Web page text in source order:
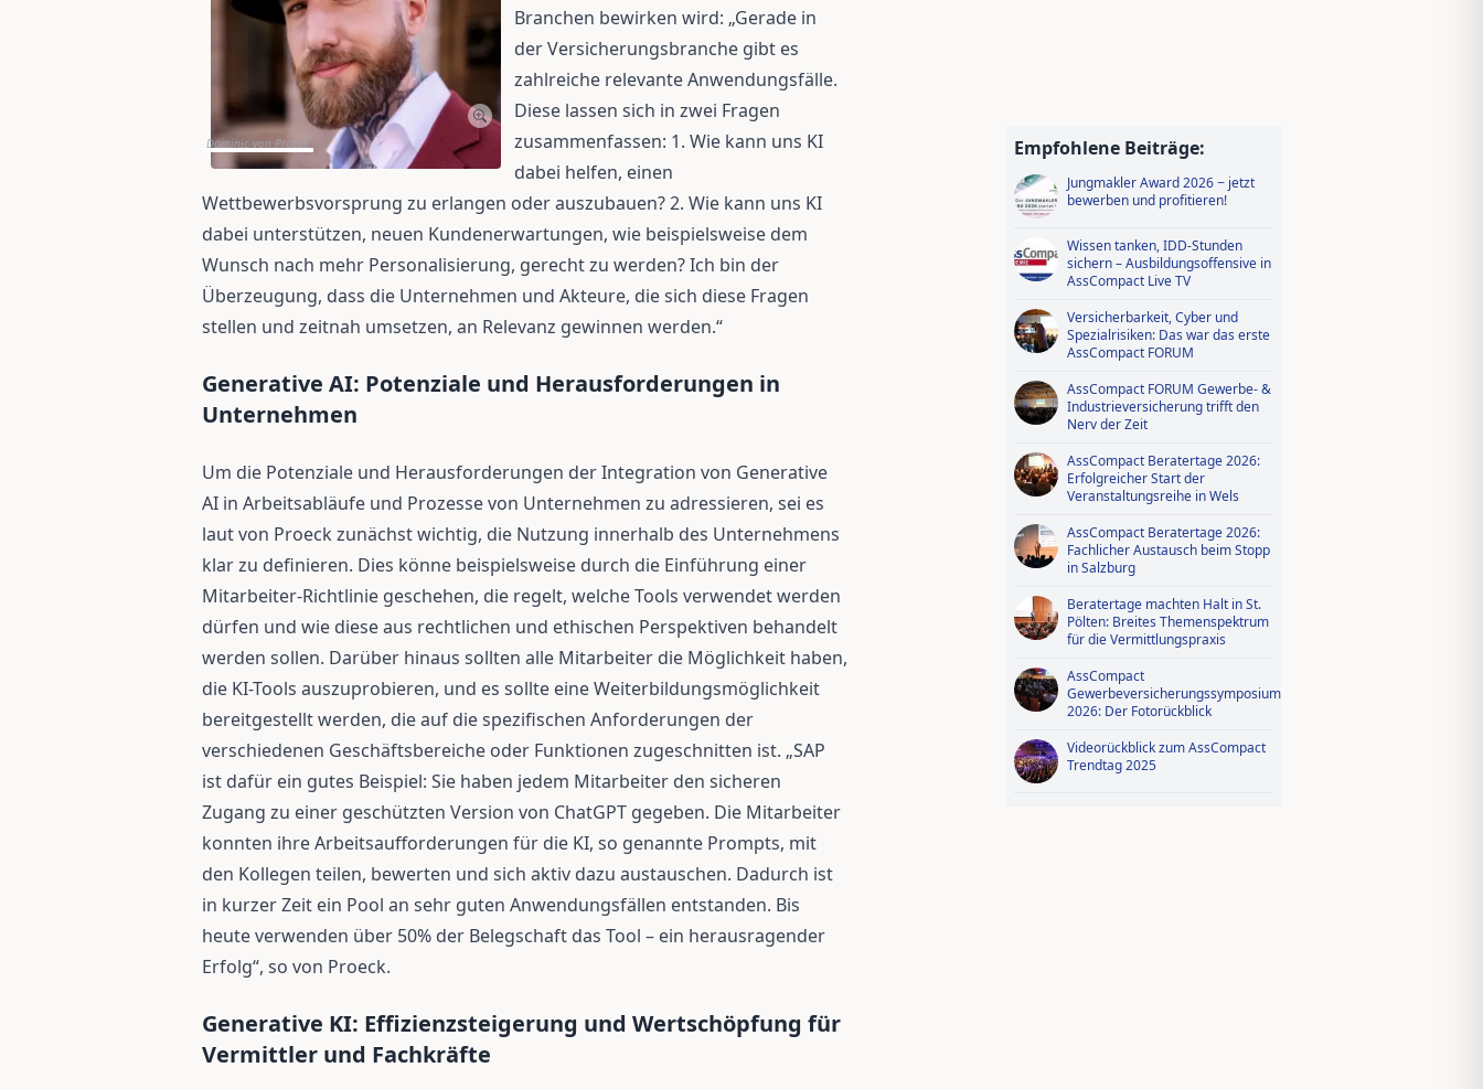
Dominic von Proeck
Branchen bewirken wird: „Gerade in
der Versicherungsbranche gibt es
zahlreiche relevante Anwendungsfälle.
Diese lassen sich in zwei Fragen
zusammenfassen: 1. Wie kann uns KI
dabei helfen, einen
Wettbewerbsvorsprung zu erlangen oder auszubauen? 2. Wie kann uns KI
dabei unterstützen, neuen Kundenerwartungen, wie beispielsweise dem
Wunsch nach mehr Personalisierung, gerecht zu werden? Ich bin der
Überzeugung, dass die Unternehmen und Akteure, die sich diese Fragen
stellen und zeitnah umsetzen, an Relevanz gewinnen werden.“
Generative AI: Potenziale und Herausforderungen in
Unternehmen
Um die Potenziale und Herausforderungen der Integration von Generative
AI in Arbeitsabläufe und Prozesse von Unternehmen zu adressieren, sei es
laut von Proeck zunächst wichtig, die Nutzung innerhalb des Unternehmens
klar zu definieren. Dies könne beispielsweise durch die Einführung einer
Mitarbeiter-Richtlinie geschehen, die regelt, welche Tools verwendet werden
dürfen und wie diese aus rechtlichen und ethischen Perspektiven behandelt
werden sollen. Darüber hinaus sollten alle Mitarbeiter die Möglichkeit haben,
die KI-Tools auszuprobieren, und es sollte eine Weiterbildungsmöglichkeit
bereitgestellt werden, die auf die spezifischen Anforderungen der
verschiedenen Geschäftsbereiche oder Funktionen zugeschnitten ist. „SAP
ist dafür ein gutes Beispiel: Sie haben jedem Mitarbeiter den sicheren
Zugang zu einer geschützten Version von ChatGPT gegeben. Die Mitarbeiter
konnten ihre Arbeitsaufforderungen für die KI, so genannte Prompts, mit
den Kollegen teilen, bewerten und sich aktiv dazu austauschen. Dadurch ist
in kurzer Zeit ein Pool an sehr guten Anwendungsfällen entstanden. Bis
heute verwenden über 50% der Belegschaft das Tool – ein herausragender
Erfolg“, so von Proeck.
Generative KI: Effizienzsteigerung und Wertschöpfung für
Vermittler und Fachkräfte
Empfohlene Beiträge:
Jungmakler Award 2026 − jetzt
bewerben und profitieren!
Wissen tanken, IDD-Stunden
sichern – Ausbildungsoffensive in
AssCompact Live TV
Versicherbarkeit, Cyber und
Spezialrisiken: Das war das erste
AssCompact FORUM
AssCompact FORUM Gewerbe- &
Industrieversicherung trifft den
Nerv der Zeit
AssCompact Beratertage 2026:
Erfolgreicher Start der
Veranstaltungsreihe in Wels
AssCompact Beratertage 2026:
Fachlicher Austausch beim Stopp
in Salzburg
Beratertage machten Halt in St.
Pölten: Breites Themenspektrum
für die Vermittlungspraxis
AssCompact
Gewerbeversicherungssymposium
2026: Der Fotorückblick
Videorückblick zum AssCompact
Trendtag 2025